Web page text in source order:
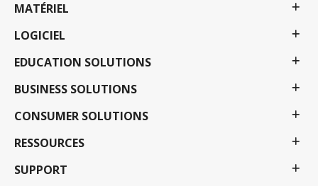
MATÉRIEL
LOGICIEL
EDUCATION SOLUTIONS
BUSINESS SOLUTIONS
CONSUMER SOLUTIONS
RESSOURCES
SUPPORT